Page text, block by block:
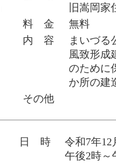
旧嵩岡
料 金
無料
内 容
まいづる
風致形成
のために
か所の建
その他
日 時
令和7年12
午後2時～